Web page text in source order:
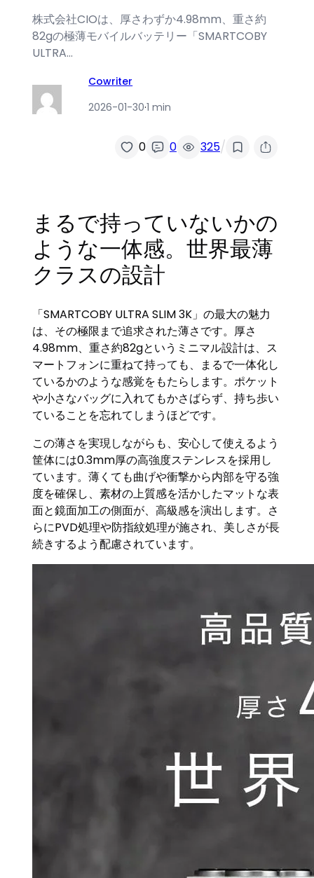
株式会社CIOは、厚さわずか4.98mm、重さ約
82gの極薄モバイルバッテリー「SMARTCOBY
ULTRA…
Cowriter
2026-01-30·1 min
0 0 325/
まるで持っていないかの
ような一体感。世界最薄
クラスの設計
「SMARTCOBY ULTRA SLIM 3K」の最大の魅力
は、その極限まで追求された薄さです。厚さ
4.98mm、重さ約82gというミニマル設計は、ス
マートフォンに重ねて持っても、まるで一体化し
ているかのような感覚をもたらします。ポケット
や小さなバッグに入れてもかさばらず、持ち歩い
ていることを忘れてしまうほどです。
この薄さを実現しながらも、安心して使えるよう
筐体には0.3mm厚の高強度ステンレスを採用し
ています。薄くても曲げや衝撃から内部を守る強
度を確保し、素材の上質感を活かしたマットな表
面と鏡面加工の側面が、高級感を演出します。さ
らにPVD処理や防指紋処理が施され、美しさが長
続きするよう配慮されています。